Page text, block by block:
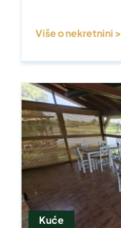
Više o nekretnini >
Kuće